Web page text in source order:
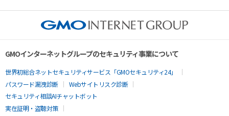
GMOインターネットグループのセキュリティ事業について
世界初総合ネットセキュリティサービス「GMOセキュリティ24」
パスワード漏洩診断
Webサイトリスク診断
セキュリティ相談AIチャットボット
実在証明・盗聴対策